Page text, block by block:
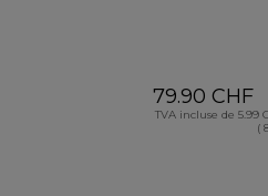
79.90 CHF
TVA incluse de 5.99
(